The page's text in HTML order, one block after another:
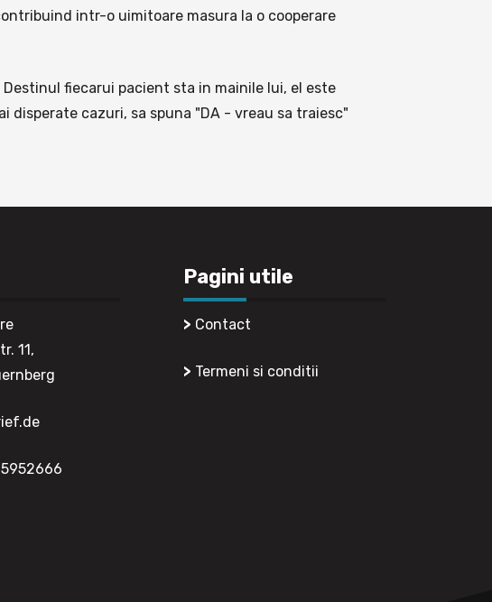
intr-o uimitoare masura la o cooperare
fiecarui pacient sta in mainile lui, el este
disperate cazuri, sa spuna "DA - vreau sa traiesc"
11,
5952666
Pagini utile
> Contact
> Termeni si conditii